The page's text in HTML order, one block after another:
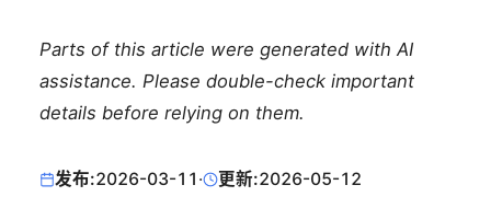
Parts of this article were generated with AI
assistance. Please double-check important
details before relying on them.
发布:2026-03-11 · 更新:2026-05-12